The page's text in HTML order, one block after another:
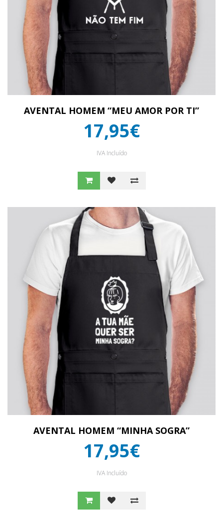
AVENTAL HOMEM “MEU AMOR POR TI”
17,95€
IVA Incluído
AVENTAL HOMEM “MINHA SOGRA”
17,95€
IVA Incluído